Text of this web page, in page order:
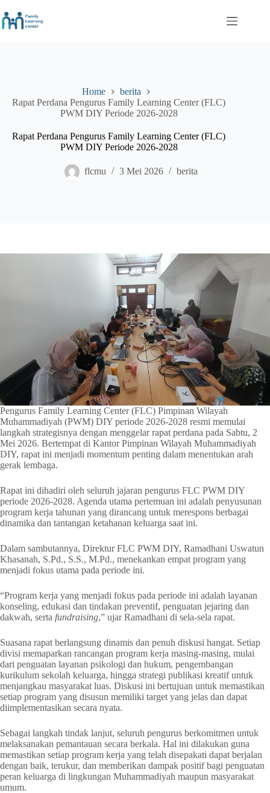
to
content
Home
berita
Rapat Perdana Pengurus Family Learning Center (FLC)
PWM DIY Periode 2026-2028
Rapat Perdana Pengurus Family Learning Center (FLC)
PWM DIY Periode 2026-2028
flcmu 3 Mei 2026 berita
Pengurus Family Learning Center (FLC) Pimpinan Wilayah
Muhammadiyah (PWM) DIY periode 2026-2028 resmi memulai
langkah strategisnya dengan menggelar rapat perdana pada Sabtu, 2
Mei 2026. Bertempat di Kantor Pimpinan Wilayah Muhammadiyah
DIY, rapat ini menjadi momentum penting dalam menentukan arah
gerak lembaga.
Rapat ini dihadiri oleh seluruh jajaran pengurus FLC PWM DIY
periode 2026-2028. Agenda utama pertemuan ini adalah penyusunan
program kerja tahunan yang dirancang untuk merespons berbagai
dinamika dan tantangan ketahanan keluarga saat ini.
Dalam sambutannya, Direktur FLC PWM DIY, Ramadhani Uswatun
Khasanah, S.Pd., S.S., M.Pd., menekankan empat program yang
menjadi fokus utama pada periode ini.
“Program kerja yang menjadi fokus pada periode ini adalah layanan
konseling, edukasi dan tindakan preventif, penguatan jejaring dan
dakwah, serta fundraising,” ujar Ramadhani di sela-sela rapat.
Suasana rapat berlangsung dinamis dan penuh diskusi hangat. Setiap
divisi memaparkan rancangan program kerja masing-masing, mulai
dari penguatan layanan psikologi dan hukum, pengembangan
kurikulum sekolah keluarga, hingga strategi publikasi kreatif untuk
menjangkau masyarakat luas. Diskusi ini bertujuan untuk memastikan
setiap program yang disusun memiliki target yang jelas dan dapat
diimplementasikan secara nyata.
Sebagai langkah tindak lanjut, seluruh pengurus berkomitmen untuk
melaksanakan pemantauan secara berkala. Hal ini dilakukan guna
memastikan setiap program kerja yang telah disepakati dapat berjalan
dengan baik, terukur, dan memberikan dampak positif bagi penguatan
peran keluarga di lingkungan Muhammadiyah maupun masyarakat
umum.